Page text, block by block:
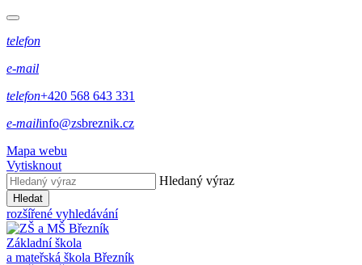
telefon
e-mail
telefon+420 568 643 331
e-mailinfo@zsbreznik.cz
Mapa webu
Vytisknout
Hledaný výraz
Hledat
rozšířené vyhledávání
Základní škola
a mateřská škola Březník